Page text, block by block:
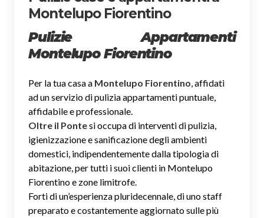
Montelupo Fiorentino
Pulizie Appartamenti
Montelupo Fiorentino
Per la tua casa a Montelupo Fiorentino, affidati
ad un servizio di pulizia appartamenti puntuale,
affidabile e professionale.
Oltre il Pontesi occupa di interventi di pulizia,
igienizzazione e sanificazione degli ambienti
domestici, indipendentemente dalla tipologia di
abitazione, per tutti i suoi clienti in Montelupo
Fiorentino e zone limitrofe.
Forti di un’esperienza pluridecennale, di uno staff
preparato e costantemente aggiornato sulle più